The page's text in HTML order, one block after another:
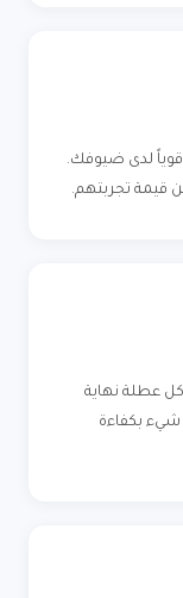
قوياً لدى ضيوفك.
قيمة تجربتهم.
عطلة نهاية
شيء بكفاءة